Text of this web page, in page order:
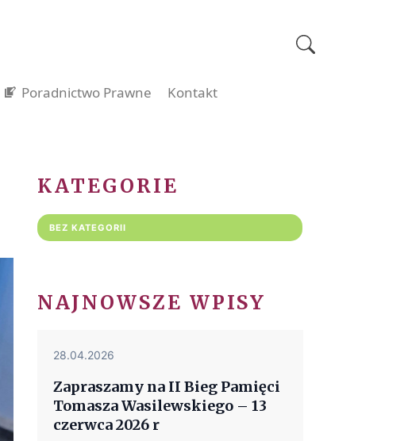
Poradnictwo Prawne Kontakt
KATEGORIE
BEZ KATEGORII
NAJNOWSZE WPISY
28.04.2026
Zapraszamy na II Bieg Pamięci
Tomasza Wasilewskiego – 13
czerwca 2026 r